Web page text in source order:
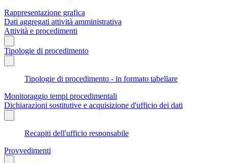
Rappresentazione grafica
Dati aggregati attività amministrativa
Attività e procedimenti
Tipologie di procedimento
Tipologie di procedimento - in formato tabellare
Monitoraggio tempi procedimentali
Dichiarazioni sostitutive e acquisizione d'ufficio dei dati
Recapiti dell'ufficio responsabile
Provvedimenti